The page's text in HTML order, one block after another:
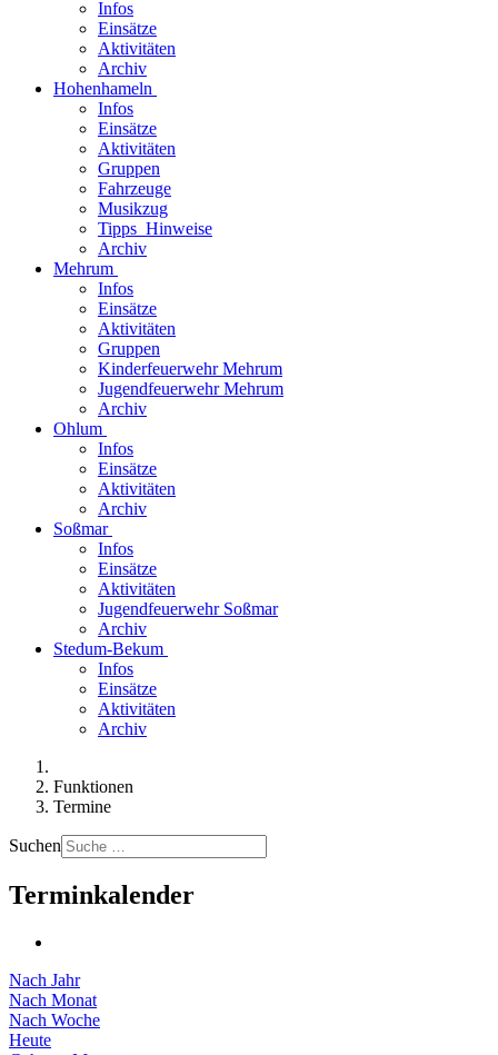
Infos
Einsätze
Aktivitäten
Archiv
Hohenhameln
Infos
Einsätze
Aktivitäten
Gruppen
Fahrzeuge
Musikzug
Tipps_Hinweise
Archiv
Mehrum
Infos
Einsätze
Aktivitäten
Gruppen
Kinderfeuerwehr Mehrum
Jugendfeuerwehr Mehrum
Archiv
Ohlum
Infos
Einsätze
Aktivitäten
Archiv
Soßmar
Infos
Einsätze
Aktivitäten
Jugendfeuerwehr Soßmar
Archiv
Stedum-Bekum
Infos
Einsätze
Aktivitäten
Archiv
Funktionen
Termine
Suchen
Terminkalender
Nach Jahr
Nach Monat
Nach Woche
Heute